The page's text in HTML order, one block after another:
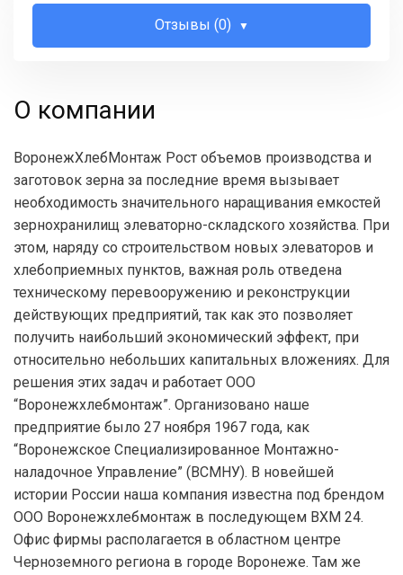
Отзывы (0)
О компании
ВоронежХлебМонтаж Рост объемов производства и
заготовок зерна за последние время вызывает
необходимость значительного наращивания емкостей
зернохранилищ элеваторно-складского хозяйства. При
этом, наряду со строительством новых элеваторов и
хлебоприемных пунктов, важная роль отведена
техническому перевооружению и реконструкции
действующих предприятий, так как это позволяет
получить наибольший экономический эффект, при
относительно небольших капитальных вложениях. Для
решения этих задач и работает ООО
“Воронежхлебмонтаж”. Организовано наше
предприятие было 27 ноября 1967 года, как
“Воронежское Специализированное Монтажно-
наладочное Управление” (ВСМНУ). В новейшей
истории России наша компания известна под брендом
ООО Воронежхлебмонтаж в последующем ВХМ 24.
Офис фирмы располагается в областном центре
Черноземного региона в городе Воронеже. Там же